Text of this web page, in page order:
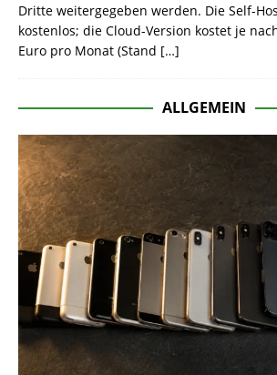
Dritte weitergegeben werden. Die Self-
kostenlos; die Cloud-Version kostet je
Euro pro Monat (Stand […]
ALLGEMEIN